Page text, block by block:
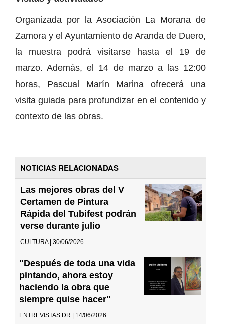
Organizada por la Asociación La Morana de
Zamora y el Ayuntamiento de Aranda de Duero,
la muestra podrá visitarse hasta el 19 de
marzo. Además, el 14 de marzo a las 12:00
horas, Pascual Marín Marina ofrecerá una
visita guiada para profundizar en el contenido y
contexto de las obras.
NOTICIAS RELACIONADAS
Las mejores obras del V
Certamen de Pintura
Rápida del Tubifest podrán
verse durante julio
CULTURA | 30/06/2026
"Después de toda una vida
pintando, ahora estoy
haciendo la obra que
siempre quise hacer"
ENTREVISTAS DR | 14/06/2026